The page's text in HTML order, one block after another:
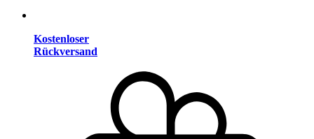
Kostenloser
Rückversand